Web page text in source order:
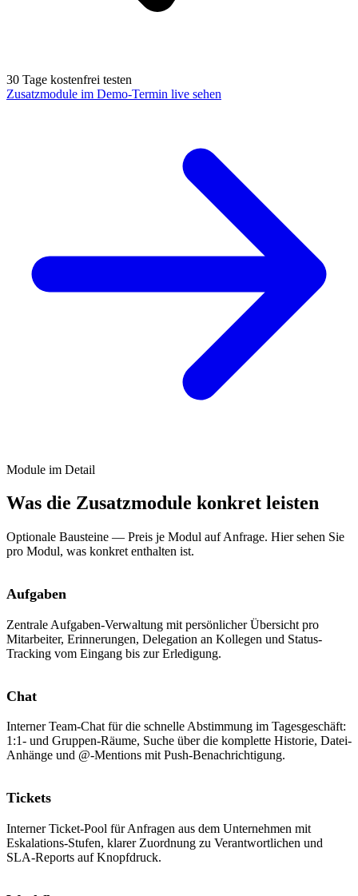
30 Tage kostenfrei testen
Zusatzmodule im Demo-Termin live sehen
Module im Detail
Was die Zusatzmodule konkret leisten
Optionale Bausteine — Preis je Modul auf Anfrage. Hier sehen Sie
pro Modul, was konkret enthalten ist.
Aufgaben
Zentrale Aufgaben-Verwaltung mit persönlicher Übersicht pro
Mitarbeiter, Erinnerungen, Delegation an Kollegen und Status-
Tracking vom Eingang bis zur Erledigung.
Chat
Interner Team-Chat für die schnelle Abstimmung im Tagesgeschäft:
1:1- und Gruppen-Räume, Suche über die komplette Historie, Datei-
Anhänge und @-Mentions mit Push-Benachrichtigung.
Tickets
Interner Ticket-Pool für Anfragen aus dem Unternehmen mit
Eskalations-Stufen, klarer Zuordnung zu Verantwortlichen und
SLA-Reports auf Knopfdruck.